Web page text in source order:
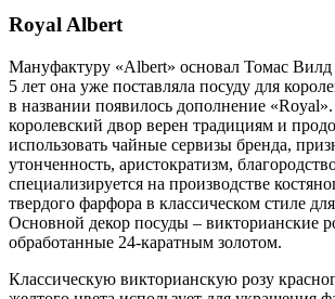
Royal Albert
Мануфактуру «Albert» основал Томас Вилд
5 лет она уже поставляла посуду для
в названии появилось дополнение
королевский двор верен традициям и
использовать чайные сервизы бренда,
утонченность, аристократизм,
специализируется на производстве
твердого фарфора в классическом стиле
Основной декор посуды – викторианские
обработанные 24-каратным золотом.
Классическую викторианскую розу